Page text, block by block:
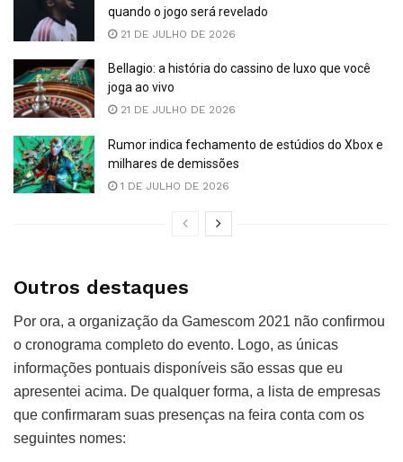
quando o jogo será revelado
21 DE JULHO DE 2026
Bellagio: a história do cassino de luxo que você
joga ao vivo
21 DE JULHO DE 2026
Rumor indica fechamento de estúdios do Xbox e
milhares de demissões
1 DE JULHO DE 2026
Outros destaques
Por ora, a organização da Gamescom 2021 não confirmou
o cronograma completo do evento. Logo, as únicas
informações pontuais disponíveis são essas que eu
apresentei acima. De qualquer forma, a lista de empresas
que confirmaram suas presenças na feira conta com os
seguintes nomes: